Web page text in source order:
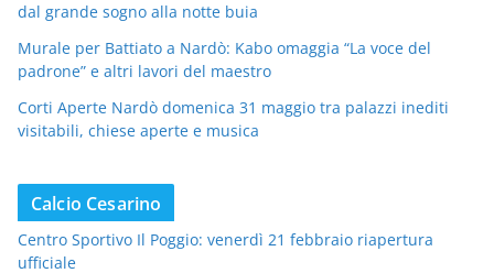
dal grande sogno alla notte buia
Murale per Battiato a Nardò: Kabo omaggia “La voce del
padrone” e altri lavori del maestro
Corti Aperte Nardò domenica 31 maggio tra palazzi inediti
visitabili, chiese aperte e musica
Calcio Cesarino
Centro Sportivo Il Poggio: venerdì 21 febbraio riapertura
ufficiale